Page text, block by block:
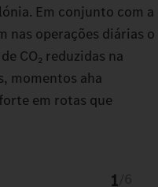
Em conjunto com a
nas operações diárias o
CO₂ reduzidas na
momentos aha
em rotas que
1